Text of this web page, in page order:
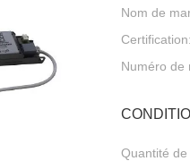
Nom de
Certification:
Numéro de
Quantité